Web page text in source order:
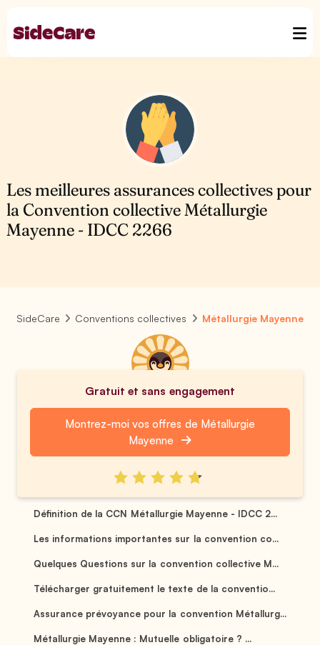
Les meilleures assurances collectives pour
la Convention collective Métallurgie
Mayenne - IDCC 2266
SideCare Conventions collectives Métallurgie Mayenne
Gratuit et sans engagement
Montrez-moi vos offres de Métallurgie
Mayenne
Définition de la CCN Métallurgie Mayenne - IDCC 2...
Les informations importantes sur la convention co...
Quelques Questions sur la convention collective M...
Télécharger gratuitement le texte de la conventio...
Assurance prévoyance pour la convention Métallurg...
Métallurgie Mayenne : Mutuelle obligatoire ? ...